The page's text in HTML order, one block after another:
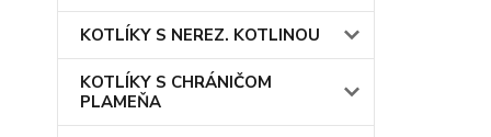
KOTLÍKY S NEREZ. KOTLINOU
KOTLÍKY S CHRÁNIČOM
PLAMEŇA